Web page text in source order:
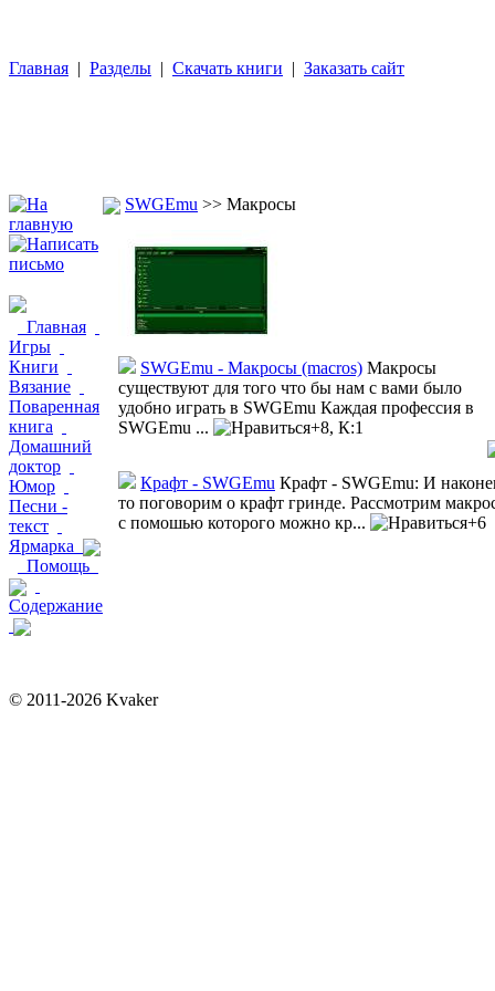
Главная | Разделы | Скачать книги | Заказать сайт
Главная
Игры
Книги
Вязание
Поваренная
книга
Домашний
доктор
Юмор
Песни -
текст
Ярмарка
Помощь
Содержание
SWGEmu >> Макросы
SWGEmu - Макросы (macros) Макросы
существуют для того что бы нам с вами было
удобно играть в SWGEmu Каждая профессия в
SWGEmu ...
+8, К:1
Крафт - SWGEmu Крафт - SWGEmu: И
то поговорим о крафт гринде. Рассмотрим
с помошью которого можно кр...
+6
© 2011-2026 Kvaker